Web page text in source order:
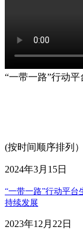
“一带一路”行动平
(按时间顺序排列）
2024年3月15日
“一带一路”行动平
持续发展
2023年12月22日